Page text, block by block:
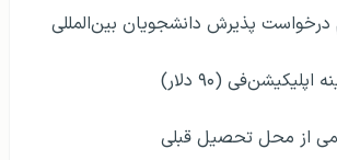
درخواست پذیرش دانشجویان بین‌المللی
(۹۰ دلار)
از محل تحصیل قبلی